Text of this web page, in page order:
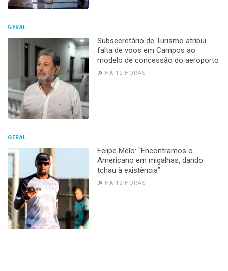
GERAL
Subsecretário de Turismo atribui
falta de voos em Campos ao
modelo de concessão do aeroporto
HÁ 12 HORAS
GERAL
Felipe Melo: “Encontramos o
Americano em migalhas, dando
tchau à existência”
HÁ 12 HORAS